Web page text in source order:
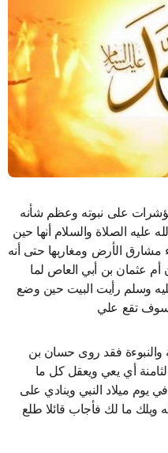
على نبوته وعظم شأنه
الصلاة والسلام أنها حين
الأرض ومغاربها حتى أنه
عثمان بن أبي العاص لما
وسلم رأيت البيت حين وضع
سوف تقع علي
والنبوءة فقد روى حسان بن
أي يعي ويعقل كل ما
يوم ميلاد النبي وينادي على
ويلك ما لك فأجاب قائلا طلع